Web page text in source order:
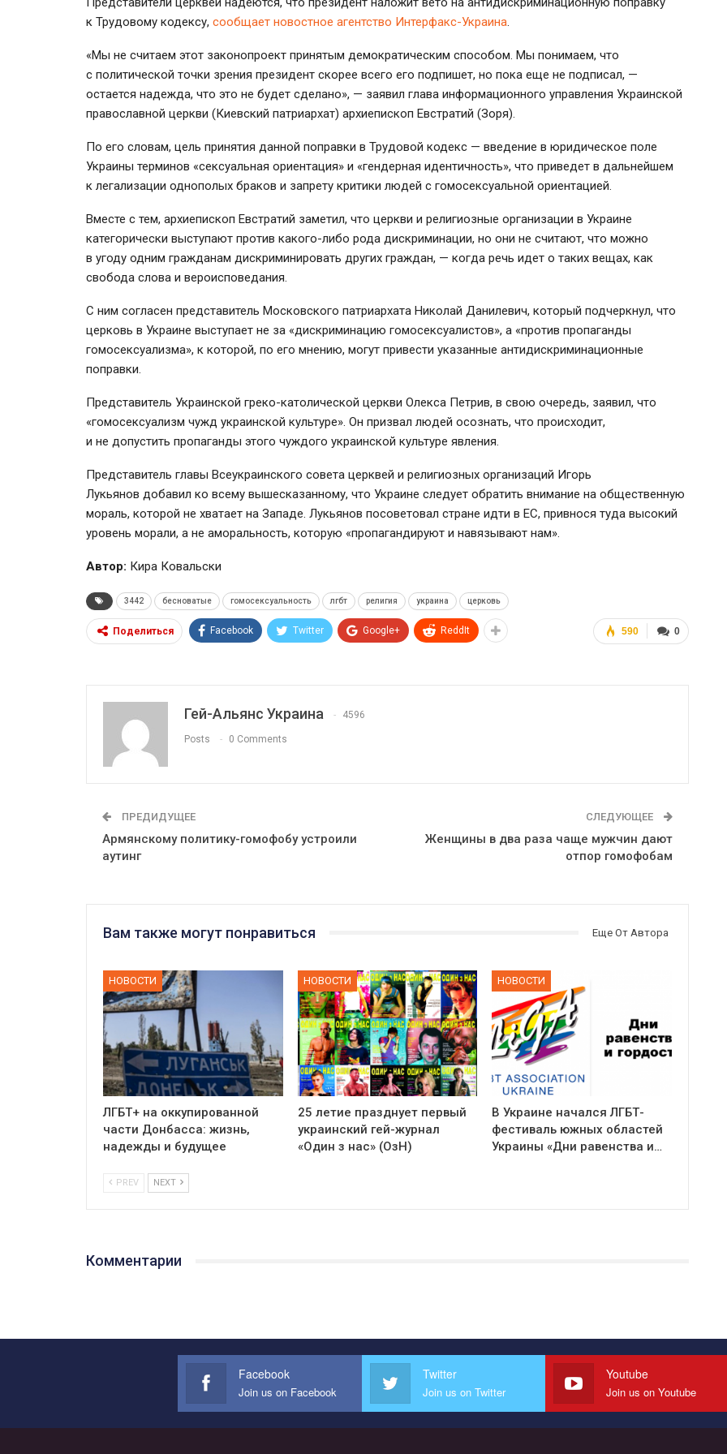
к Трудовому кодексу, сообщает новостное агентство Интерфакс-Украина
«Мы не считаем этот законопроект принятым демократическим способом. Мы понимаем, что
с политической точки зрения президент скорее всего его подпишет, но пока еще не подписал, —
остается надежда, что это не будет сделано», — заявил глава информационного управления Украинской
православной церкви (Киевский патриархат) архиепископ Евстратий (Зоря).
По его словам, цель принятия данной поправки в Трудовой кодекс — введение в юридическое поле
Украины терминов «сексуальная ориентация» и «гендерная идентичность», что приведет в дальнейшем
к легализации однополых браков и запрету критики людей с гомосексуальной ориентацией.
Вместе с тем, архиепископ Евстратий заметил, что церкви и религиозные организации в Украине
категорически выступают против какого-либо рода дискриминации, но они не считают, что можно
в угоду одним гражданам дискриминировать других граждан, — когда речь идет о таких вещах, как
свобода слова и вероисповедания.
С ним согласен представитель Московского патриархата Николай Данилевич, который подчеркнул, что
церковь в Украине выступает не за «дискриминацию гомосексуалистов», а «против пропаганды
гомосексуализма», к которой, по его мнению, могут привести указанные антидискриминационные
поправки.
Представитель Украинской греко-католической церкви Олекса Петрив, в свою очередь, заявил, что
«гомосексуализм чужд украинской культуре». Он призвал людей осознать, что происходит,
и не допустить пропаганды этого чуждого украинской культуре явления.
Представитель главы Всеукраинского совета церквей и религиозных организаций Игорь
Лукьянов добавил ко всему вышесказанному, что Украине следует обратить внимание на общественную
мораль, которой не хватает на Западе. Лукьянов посоветовал стране идти в ЕС, привнося туда высокий
уровень морали, а не аморальность, которую «пропагандируют и навязывают нам».
Автор: Кира Ковальски
3442 бесноватые гомосексуальность лгбт религия украина церковь
0
590
Поделиться Facebook Twitter Google+ ReddIt
Гей-Альянс Украина 4596
Posts 0 Comments
ПРЕДИДУЩЕЕ
Армянскому политику-гомофобу устроили
аутинг
СЛЕДУЮЩЕЕ
Женщины в два раза чаще мужчин дают
отпор гомофобам
Вам также могут понравиться Еще От Автора
НОВОСТИ
ЛГБТ+ на оккупированной
части Донбасса: жизнь,
надежды и будущее
НОВОСТИ
25 летие празднует первый
украинский гей-журнал
«Один з нас» (ОзН)
НОВОСТИ
В Украине начался ЛГБТ-
фестиваль южных областей
Украины «Дни равенства и…
PREV NEXT
Комментарии
Facebook
Join us on Facebook
Twitter
Join us on Twitter
Youtube
Join us on Youtube